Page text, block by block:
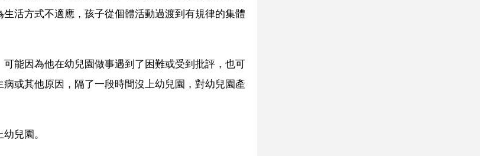
活方式不適應，孩子從個體活動過渡到有規律的集體
能因為他在幼兒園做事遇到了困難或受到批評，也可
或其他原因，隔了一段時間沒上幼兒園，對幼兒園產
兒園。